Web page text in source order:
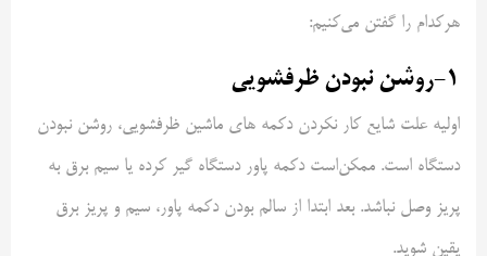
هرکدام را گفتن می‌کنیم:
1-روشن نبودن ظرفشویی
اولیه علت شایع کار نکردن دکمه های ماشین ظرفشویی، روشن نبودن
دستگاه است. ممکن‌است دکمه پاور دستگاه گیر کرده یا سیم برق به
پریز وصل نباشد. بعد ابتدا از سالم بودن دکمه پاور، سیم و پریز برق
یقین شوید.